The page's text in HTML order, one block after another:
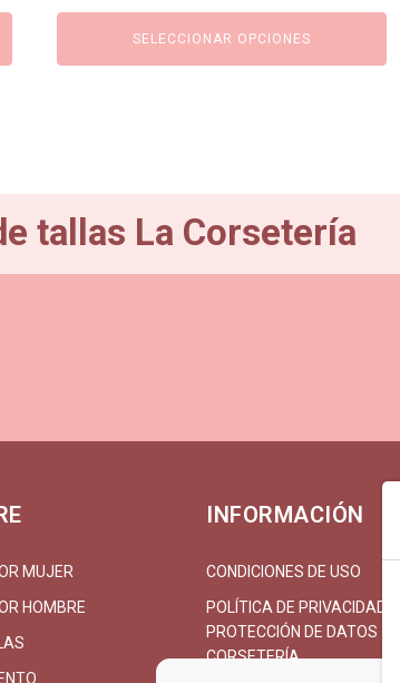
original
65,00€.
actual
es:
58,50€.
SELECCIONAR OPCIONES
tallas La Corsetería
MUJER
HOMBRE
INFORMACIÓN
CONDICIONES DE USO
POLÍTICA DE PRIVACIDAD Y
PROTECCIÓN DE DATOS · LA
CORSETERÍA